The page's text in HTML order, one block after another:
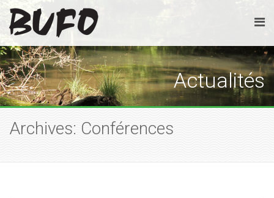
Actualités
Archives: Conférences